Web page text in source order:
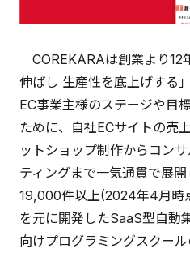
COREKARAは創業より12
伸ばし 生産性を底上げする
EC事業主様のステージや目
ために、自社ECサイトの売
ットショップ制作からコン
ティングまで一気通貫で展
19,000件以上(2024年4月時
を元に開発したSaaS型自動
向けプログラミングスクー